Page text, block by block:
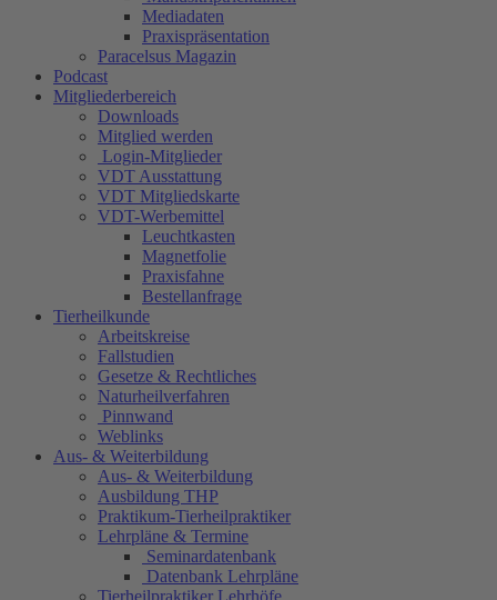
Mediadaten
Praxispräsentation
Paracelsus Magazin
Podcast
Mitgliederbereich
Downloads
Mitglied werden
Login-Mitglieder
VDT Ausstattung
VDT Mitgliedskarte
VDT-Werbemittel
Leuchtkasten
Magnetfolie
Praxisfahne
Bestellanfrage
Tierheilkunde
Arbeitskreise
Fallstudien
Gesetze & Rechtliches
Naturheilverfahren
Pinnwand
Weblinks
Aus- & Weiterbildung
Aus- & Weiterbildung
Ausbildung THP
Praktikum-Tierheilpraktiker
Lehrpläne & Termine
Seminardatenbank
Datenbank Lehrpläne
Tierheilpraktiker Lehrhöfe